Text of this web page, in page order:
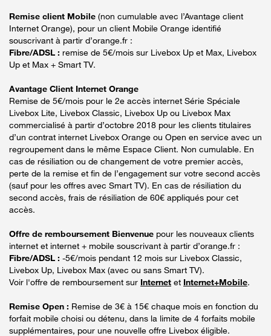
Remise client Mobile (non cumulable avec l’Avantage client
Internet Orange), pour un client Mobile Orange identifié
souscrivant à partir d’orange.fr :
Fibre/ADSL : remise de 5€/mois sur Livebox Up et Max, Livebox
Up et Max + Smart TV.
Avantage Client Internet Orange
Remise de 5€/mois pour le 2e accès internet Série Spéciale
Livebox Lite, Livebox Classic, Livebox Up ou Livebox Max
commercialisé à partir d’octobre 2018 pour les clients titulaires
d’un contrat internet Livebox Orange ou Open en service avec un
regroupement dans le même Espace Client. Non cumulable. En
cas de résiliation ou de changement de votre premier accès,
perte de la remise et fin de l’engagement sur votre second accès
(sauf pour les offres avec Smart TV). En cas de résiliation du
second accès, frais de résiliation de 60€ appliqués pour cet
accès.
Offre de remboursement Bienvenue pour les nouveaux clients
internet et internet + mobile souscrivant à partir d’orange.fr :
Fibre/ADSL : -5€/mois pendant 12 mois sur Livebox Classic,
Livebox Up, Livebox Max (avec ou sans Smart TV).
Voir l'offre de remboursement sur Internet et Internet+Mobile.
Remise Open : Remise de 3€ à 15€ chaque mois en fonction du
forfait mobile choisi ou détenu, dans la limite de 4 forfaits mobile
supplémentaires, pour une nouvelle offre Livebox éligible.